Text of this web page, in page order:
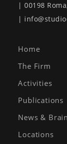
| 00198
|
Home
The Firm
Activities
Publications
News &
Locations